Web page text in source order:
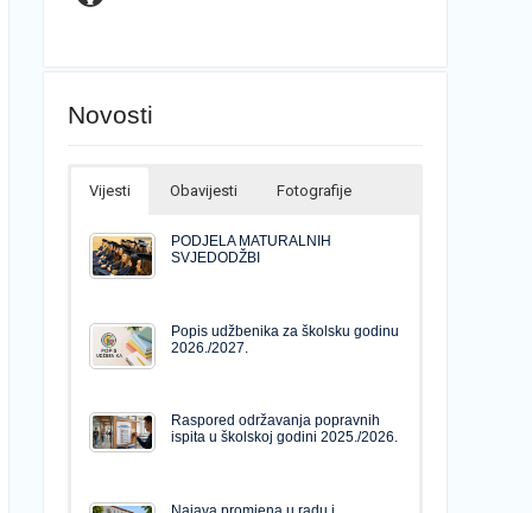
Novosti
Vijesti Obavijesti Fotografije
PODJELA MATURALNIH
SVJEDODŽBI
Popis udžbenika za školsku godinu
2026./2027.
Raspored održavanja popravnih
ispita u školskoj godini 2025./2026.
Najava promjena u radu i